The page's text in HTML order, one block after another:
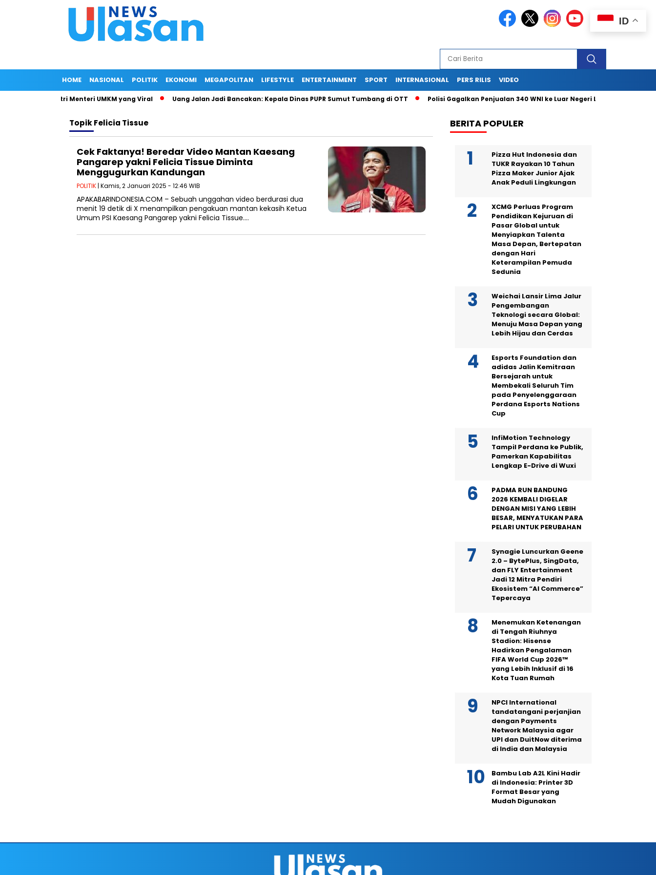
HOME NASIONAL POLITIK EKONOMI MEGAPOLITAN LIFESTYLE ENTERTAINMENT SPORT INTERNASIONAL PERS RILIS VIDEO
Jalan Istri Menteri UMKM yang Viral Uang Jalan Jadi Bancakan: Kepala Dinas PUPR Sumut Tumbang di OTT Polisi Gagalkan Penjualan 340 WNI ke Luar Negeri Lewat Bandara Soetta
TopikFelicia Tissue
Cek Faktanya! Beredar Video Mantan Kaesang
Pangarep yakni Felicia Tissue Diminta
Menggugurkan Kandungan
POLITIK | Kamis, 2 Januari 2025 - 12:46 WIB
APAKABARINDONESIA.COM – Sebuah unggahan video berdurasi dua
menit 19 detik di X menampilkan pengakuan mantan kekasih Ketua
Umum PSI Kaesang Pangarep yakni Felicia Tissue….
BERITA POPULER
Pizza Hut Indonesia dan
TUKR Rayakan 10 Tahun
Pizza Maker Junior Ajak
Anak Peduli Lingkungan
XCMG Perluas Program
Pendidikan Kejuruan di
Pasar Global untuk
Menyiapkan Talenta
Masa Depan, Bertepatan
dengan Hari
Keterampilan Pemuda
Sedunia
Weichai Lansir Lima Jalur
Pengembangan
Teknologi secara Global:
Menuju Masa Depan yang
Lebih Hijau dan Cerdas
Esports Foundation dan
adidas Jalin Kemitraan
Bersejarah untuk
Membekali Seluruh Tim
pada Penyelenggaraan
Perdana Esports Nations
Cup
InfiMotion Technology
Tampil Perdana ke Publik,
Pamerkan Kapabilitas
Lengkap E-Drive di Wuxi
PADMA RUN BANDUNG
2026 KEMBALI DIGELAR
DENGAN MISI YANG LEBIH
BESAR, MENYATUKAN PARA
PELARI UNTUK PERUBAHAN
Synagie Luncurkan Geene
2.0 – BytePlus, SingData,
dan FLY Entertainment
Jadi 12 Mitra Pendiri
Ekosistem “AI Commerce”
Tepercaya
Menemukan Ketenangan
di Tengah Riuhnya
Stadion: Hisense
Hadirkan Pengalaman
FIFA World Cup 2026™
yang Lebih Inklusif di 16
Kota Tuan Rumah
NPCI International
tandatangani perjanjian
dengan Payments
Network Malaysia agar
UPI dan DuitNow diterima
di India dan Malaysia
Bambu Lab A2L Kini Hadir
di Indonesia: Printer 3D
Format Besar yang
Mudah Digunakan
ID